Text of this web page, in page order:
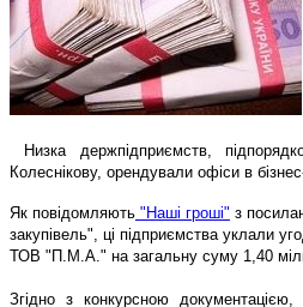
Низка держпідприємств,
Колеснікову, орендували офіси в
Як повідомляють "Наші гроші" з
закупівель", ці підприємства уклали
ТОВ "П.М.А." на загальну суму 1,40
Згідно з конкурсною